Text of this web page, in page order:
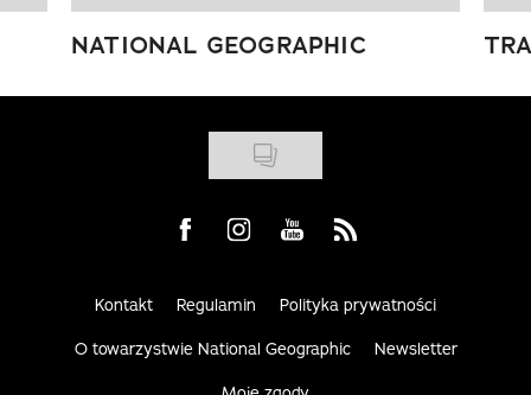
NATIONAL GEOGRAPHIC
Visit us on Facebook
Visit us on Instagram
Visit us on Youtube
Visit us on Rss
Kontakt Regulamin Polityka prywatności
O towarzystwie National Geographic Newsletter